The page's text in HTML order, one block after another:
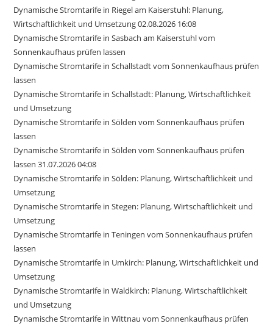
Dynamische Stromtarife in Riegel am Kaiserstuhl: Planung,
Wirtschaftlichkeit und Umsetzung 02.08.2026 16:08
Dynamische Stromtarife in Sasbach am Kaiserstuhl vom
Sonnenkaufhaus prüfen lassen
Dynamische Stromtarife in Schallstadt vom Sonnenkaufhaus prüfen
lassen
Dynamische Stromtarife in Schallstadt: Planung, Wirtschaftlichkeit
und Umsetzung
Dynamische Stromtarife in Sölden vom Sonnenkaufhaus prüfen
lassen
Dynamische Stromtarife in Sölden vom Sonnenkaufhaus prüfen
lassen 31.07.2026 04:08
Dynamische Stromtarife in Sölden: Planung, Wirtschaftlichkeit und
Umsetzung
Dynamische Stromtarife in Stegen: Planung, Wirtschaftlichkeit und
Umsetzung
Dynamische Stromtarife in Teningen vom Sonnenkaufhaus prüfen
lassen
Dynamische Stromtarife in Umkirch: Planung, Wirtschaftlichkeit und
Umsetzung
Dynamische Stromtarife in Waldkirch: Planung, Wirtschaftlichkeit
und Umsetzung
Dynamische Stromtarife in Wittnau vom Sonnenkaufhaus prüfen